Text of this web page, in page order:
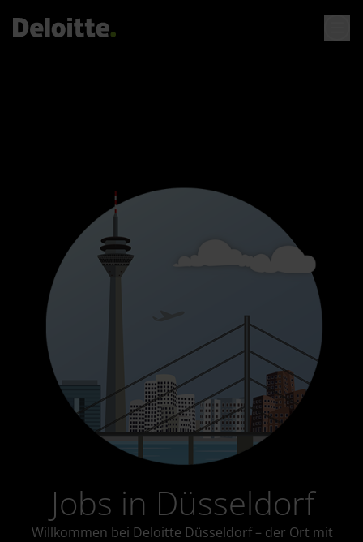
Jobs in Düsseldorf
Willkommen bei Deloitte Düsseldorf – der Ort mit